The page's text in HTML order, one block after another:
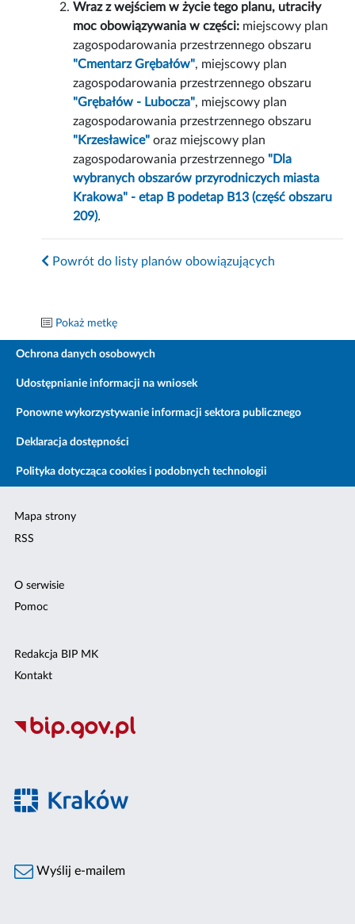
Wraz z wejściem w życie tego planu, utraciły
moc obowiązywania w części: miejscowy plan
zagospodarowania przestrzennego obszaru
"Cmentarz Grębałów", miejscowy plan
zagospodarowania przestrzennego obszaru
"Grębałów - Lubocza", miejscowy plan
zagospodarowania przestrzennego obszaru
"Krzesławice" oraz miejscowy plan
zagospodarowania przestrzennego "Dla
wybranych obszarów przyrodniczych miasta
Krakowa" - etap B podetap B13 (część obszaru
209).
Powrót do listy planów obowiązujących
Pokaż metkę
Ochrona danych osobowych
Udostępnianie informacji na wniosek
Ponowne wykorzystywanie informacji sektora publicznego
Deklaracja dostępności
Polityka dotycząca cookies i podobnych technologii
Mapa strony
RSS
O serwisie
Pomoc
Redakcja BIP MK
Kontakt
Wyślij e-mailem